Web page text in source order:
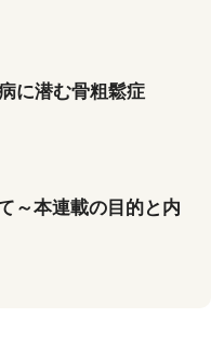
に潜む骨粗鬆症
～本連載の目的と内